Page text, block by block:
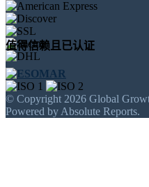
值得信赖且已认证
© Copyright 2026 Global
Powered by Absolute Reports.